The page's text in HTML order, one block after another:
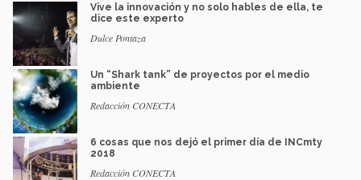
Vive la innovación y no solo hables de ella, te
dice este experto
Dulce Pontaza
Un “Shark tank” de proyectos por el medio
ambiente
Redacción CONECTA
6 cosas que nos dejó el primer día de INCmty
2018
Redacción CONECTA